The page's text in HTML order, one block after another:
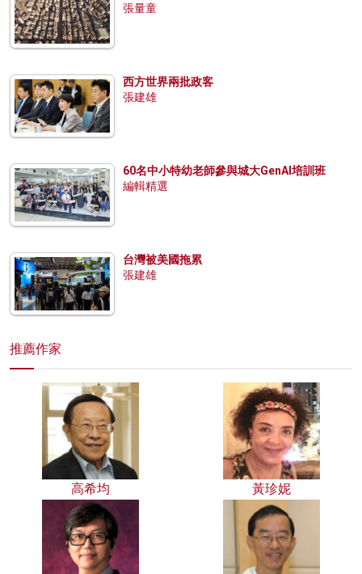
張量童
西方世界兩批政客
張建雄
60名中小特幼老師參與城大GenAI培訓班
編輯精選
台灣被美國拖累
張建雄
推薦作家
高希均 黃珍妮